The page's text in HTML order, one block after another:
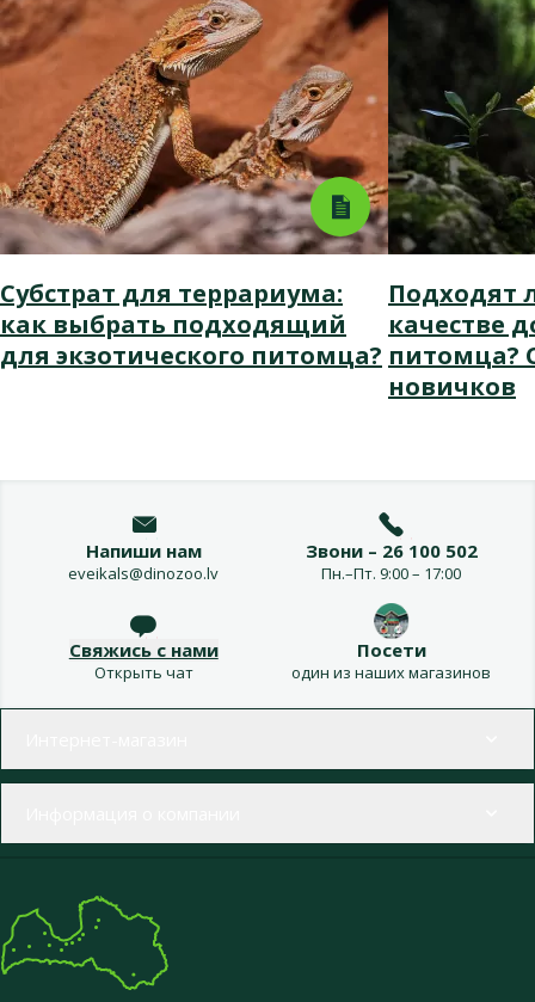
Субстрат для террариума:
как выбрать подходящий
для экзотического питомца?
Подходят
качестве
питомца?
новичков
Напиши нам
eveikals@dinozoo.lv
Звони – 26 100 502
Пн.–Пт. 9:00 – 17:00
Свяжись с нами
Открыть чат
Посети
один из наших магазинов